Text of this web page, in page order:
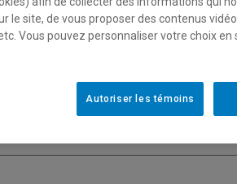
Horaire - Été 2026
le site, de vous proposer des contenus
Vous pouvez personnaliser votre choix en
Autoriser les témoins